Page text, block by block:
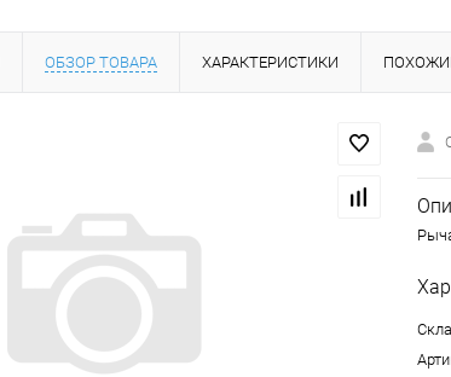
ОБЗОР ТОВАРА ХАРАКТЕРИСТИКИ